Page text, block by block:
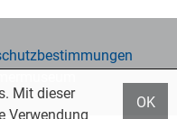
Mit dieser
Verwendung
OK